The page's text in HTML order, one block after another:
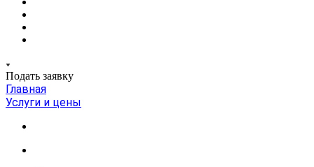
Подать заявку
Главная
Услуги и цены